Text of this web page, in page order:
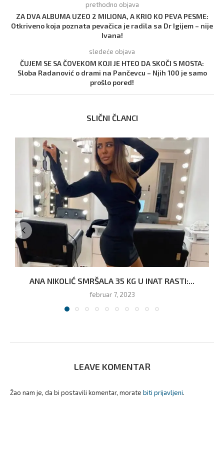
prethodno objava
ZA DVA ALBUMA UZEO 2 MILIONA, A KRIO KO PEVA PESME:
Otkriveno koja poznata pevačica je radila sa Dr Igijem – nije
Ivana!
sledeće objava
ČUJEM SE SA ČOVEKOM KOJI JE HTEO DA SKOČI S MOSTA:
Sloba Radanović o drami na Pančevcu – Njih 100 je samo
prošlo pored!
SLIČNI ČLANCI
ANA NIKOLIĆ SMRŠALA 35 KG U INAT RASTI:...
februar 7, 2023
LEAVE KOMENTAR
Žao nam je, da bi postavili komentar, morate biti prijavljeni.